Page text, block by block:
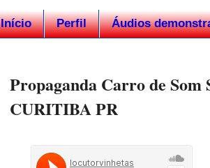
Início Perfil Áudios
Propaganda Carro de Som
CURITIBA PR